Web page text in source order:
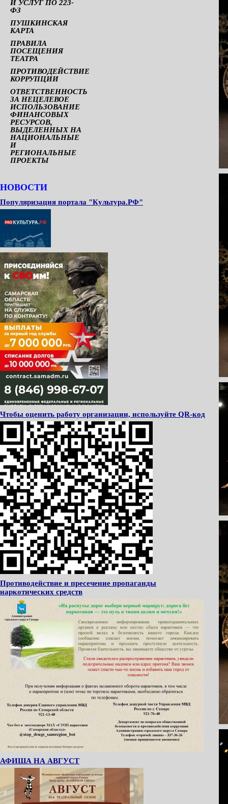
И УСЛУГ ПО 223-
ФЗ
ПУШКИНСКАЯ
КАРТА
ПРАВИЛА
ПОСЕЩЕНИЯ
ТЕАТРА
ПРОТИВОДЕЙСТВИЕ
КОРРУПЦИИ
ОТВЕТСТВЕННОСТЬ
ЗА НЕЦЕЛЕВОЕ
ИСПОЛЬЗОВАНИЕ
ФИНАНСОВЫХ
РЕСУРСОВ,
ВЫДЕЛЕННЫХ НА
НАЦИОНАЛЬНЫЕ
И
РЕГИОНАЛЬНЫЕ
ПРОЕКТЫ
НОВОСТИ
Популяризация портала "Культура.РФ"
Чтобы оценить работу организации, используйте QR-код
Противодействие и пресечение пропаганды
наркотических средств
АФИША НА АВГУСТ